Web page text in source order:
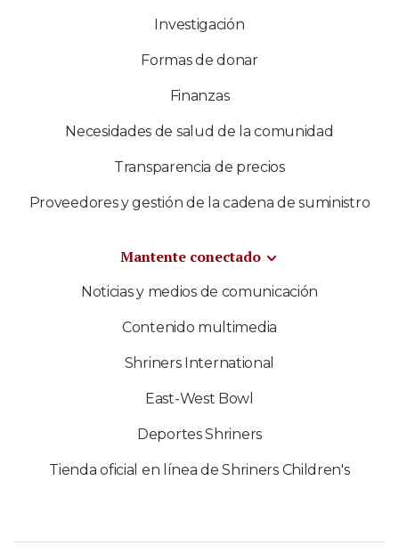
Investigación
Formas de donar
Finanzas
Necesidades de salud de la comunidad
Transparencia de precios
Proveedores y gestión de la cadena de suministro
Mantente conectado
Noticias y medios de comunicación
Contenido multimedia
Shriners International
East-West Bowl
Deportes Shriners
Tienda oficial en línea de Shriners Children's